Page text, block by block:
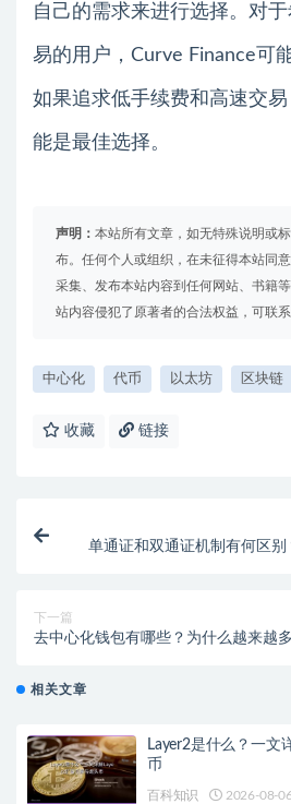
自己的需求来进行选择。对
易的用户，Curve Finance可
如果追求低手续费和高速交易
能是最佳选择。
声明： 本站所有文章，如无特殊说明或
布。任何个人或组织，在未征得本站同
采集、发布本站内容到任何网站、书籍
站内容侵犯了原著者的合法权益，可联系
中心化 代币 以太坊 区块链
收藏 链接
单通证和双通证机制有何区别
下一篇
去中心化钱包有哪些？为什么越来越
相关文章
Layer2是什么？一文
币
百科知识 2026-08-